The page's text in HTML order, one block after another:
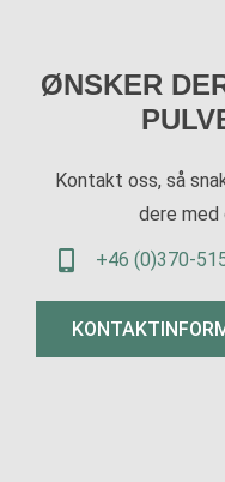
ØNSKER
Kontakt oss, så
dere med
+46 (0)370-